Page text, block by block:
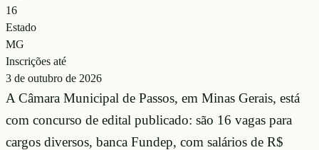
16
Estado
MG
Inscrições até
3 de outubro de 2026
A Câmara Municipal de Passos, em Minas Gerais, está
com concurso de edital publicado: são 16 vagas para
cargos diversos, banca Fundep, com salários de R$